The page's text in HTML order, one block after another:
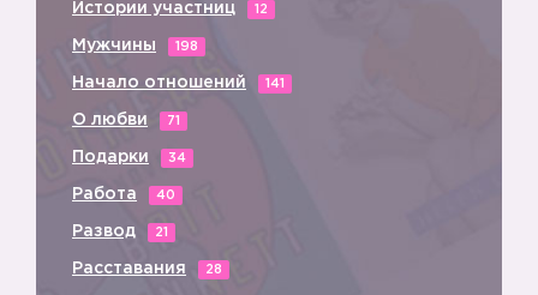
Истории участниц 12
Мужчины 198
Начало отношений 141
О любви 71
Подарки 34
Работа 40
Развод 21
Расставания 28